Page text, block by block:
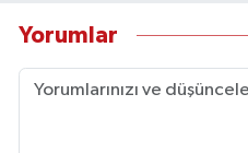
Yorumlar